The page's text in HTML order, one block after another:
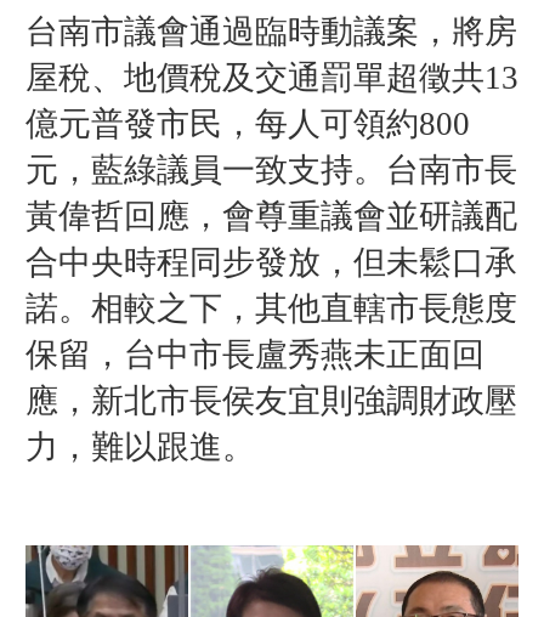
台南市議會通過臨時動議案，將房
屋稅、地價稅及交通罰單超徵共13
億元普發市民，每人可領約800
元，藍綠議員一致支持。台南市長
黃偉哲回應，會尊重議會並研議配
合中央時程同步發放，但未鬆口承
諾。相較之下，其他直轄市長態度
保留，台中市長盧秀燕未正面回
應，新北市長侯友宜則強調財政壓
力，難以跟進。